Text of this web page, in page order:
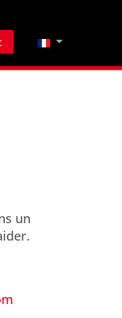
Sélectionnez
un